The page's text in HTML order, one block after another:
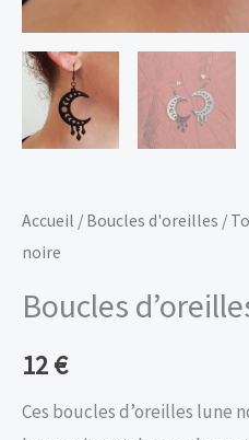
Accueil / Boucles d'oreilles /
noire
Boucles
12€
Ces boucles d’oreilles lune